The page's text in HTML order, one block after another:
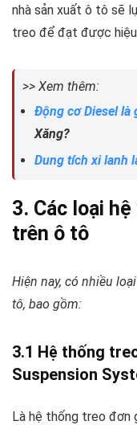
nhà sản xuất ô tô sẽ
treo để đạt được
>> Xem thêm:
Động cơ Diesel là
Xăng?
Dung tích xi lanh
3. Các loại
trên ô tô
Hiện nay, có nhiều loại
tô, bao gồm:
3.1 Hệ thống
Suspension
Là hệ thống treo đơn